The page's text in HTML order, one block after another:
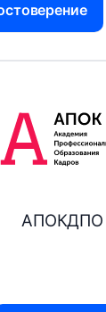
АПОКДПО